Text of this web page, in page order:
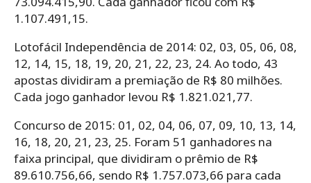
1.107.491,15.
Lotofácil Independência de 2014: 02, 03, 05, 06, 08,
12, 14, 15, 18, 19, 20, 21, 22, 23, 24. Ao todo, 43
apostas dividiram a premiação de R$ 80 milhões.
Cada jogo ganhador levou R$ 1.821.021,77.
Concurso de 2015: 01, 02, 04, 06, 07, 09, 10, 13, 14,
16, 18, 20, 21, 23, 25. Foram 51 ganhadores na
faixa principal, que dividiram o prêmio de R$
89.610.756,66, sendo R$ 1.757.073,66 para cada